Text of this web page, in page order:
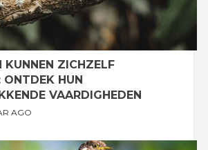
KUNNEN ZICHZELF
ONTDEK HUN
VAARDIGHEDEN
AGO